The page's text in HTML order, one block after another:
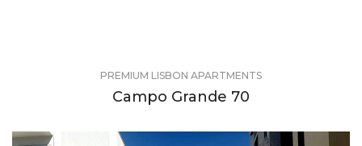
PREMIUM LISBON APARTMENTS
Campo Grande 70